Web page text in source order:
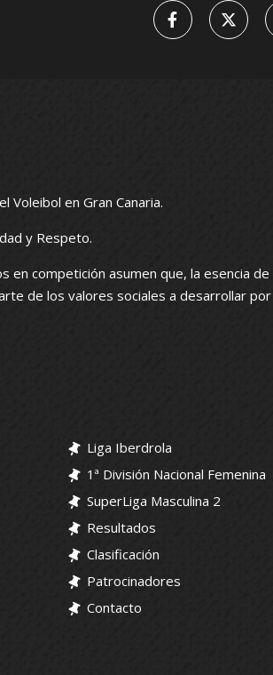
Voleibol en Gran Canaria.
y Respeto.
en competición asumen que, la esencia
de los valores sociales a desarrollar
Liga Iberdrola
1ª División Nacional Femenina
SuperLiga Masculina 2
Resultados
Clasificación
Patrocinadores
Contacto